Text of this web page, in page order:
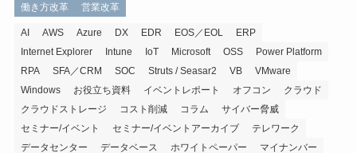
働き方改革
営業改革
AI AWS Azure DX EDR EOS／EOL
ERP
Internet Explorer
Intune IoT Microsoft OSS
Power Platform
RPA
SFA／CRM SOC Struts / Seasar2 VB
VMware
Windows
お役立ち資料 イベントレポート オフコン
クラウド
クラウドストレージ
コスト削減 コラム
サイバー脅威
セミナー/イベント
セミナー/イベントアーカイブ
テレワーク
データセンター
データベース ホワイトペーパー
マイナンバー